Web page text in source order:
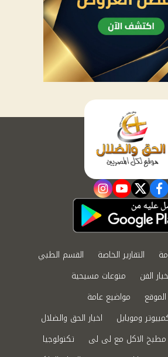
facebook
twitter
youtube
instagram
التقارير الخاصة
القسم الطبي
الفن
منوعات مسيحية
مواضيع عامة
وموبايل
اخبار الحق والضلال
مطبخ الاكل مع لى لى
تكنولوجيا